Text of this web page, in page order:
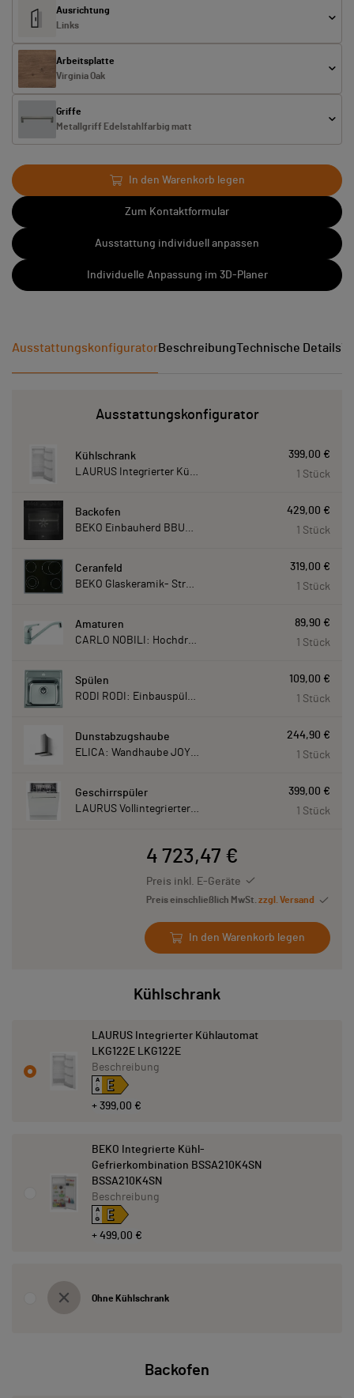
Ausrichtung
Links
Arbeitsplatte
Virginia Oak
Griffe
Metallgriff Edelstahlfarbig matt
In den Warenkorb legen
Zum Kontaktformular
Ausstattung individuell anpassen
Individuelle Anpassung im 3D-Planer
AusstattungskonfiguratorBeschreibungTechnische Details
Kühlschrank
LAURUS Integrierter Kühlautomat
LKG122E LKG122E
+ 399,00 €
A
↑
G E
Beschreibung
BEKO Integrierte Kühl-
Gefrierkombination BSSA210K4SN
BSSA210K4SN
+ 499,00 €
A
↑
G E
Beschreibung
Ohne Kühlschrank
Backofen
Ausstattungskonfigurator
Kühlschrank
LAURUS Integrierter Kühlautomat LKG122E LKG122E
399,00 €
1 Stück
Backofen
BEKO Einbauherd BBUM113N2B mit Hydrolyse, Schwarz BBUM113N2B
429,00 €
1 Stück
Ceranfeld
BEKO Glaskeramik- Strahlungskochfeld EH 9641 XHN, herdgebunden EH9641XHN
319,00 €
1 Stück
Amaturen
CARLO NOBILI: Hochdruck- Einhebelmischbatterie Blue, Mischbatterie verchromt 17770
89,90 €
1 Stück
Spülen
RODI RODI: Einbauspüle New Manaus, Edelstahl 87207
109,00 €
1 Stück
Dunstabzugshaube
ELICA: Wandhaube JOYE 60-A,600 mm breit Edelstahl JOYE60A
244,90 €
1 Stück
Geschirrspüler
LAURUS Vollintegrierter Geschirrspüler LSV60-4, 4 Programme, 815 mm hoch LSV604
399,00 €
1 Stück
4 723,47 €
Preis inkl. E-Geräte
Preis einschließlich MwSt. zzgl. Versand
In den Warenkorb legen